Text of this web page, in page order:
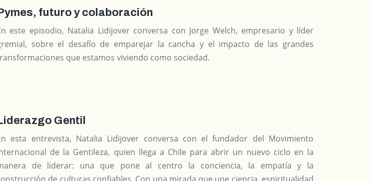
futuro y colaboración
este episodio, Natalia Lidijover conversa con Jorge Welch, empresario y líder
sobre el desafío de emparejar la cancha y el impacto de las grandes
que estamos viviendo como sociedad.
Gentil
esta entrevista, Natalia Lidijover conversa con el fundador del Movimiento
de la Gentileza, quien llega a Chile para abrir un nuevo ciclo en la
de liderar: una que pone al centro la conciencia, la empatía y la